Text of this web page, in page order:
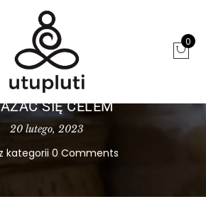
0
SAM START MOŻE
SIĘ CELEM
20 lutego, 2023
kategorii 0 Comments